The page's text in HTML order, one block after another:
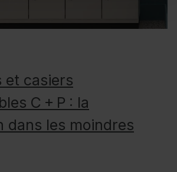
et casiers
C + P : la
dans les moindres